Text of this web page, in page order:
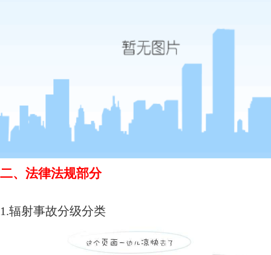
二、 法律法规部分
1.辐射事故分级分类